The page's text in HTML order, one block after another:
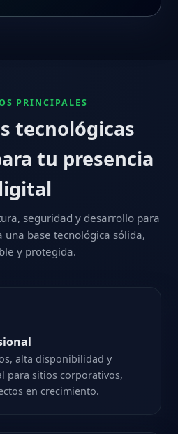
PRINCIPALES
tecnológicas
tu presencia
seguridad y desarrollo para
una base tecnológica sólida,
y protegida.
alta disponibilidad y
para sitios corporativos,
en crecimiento.